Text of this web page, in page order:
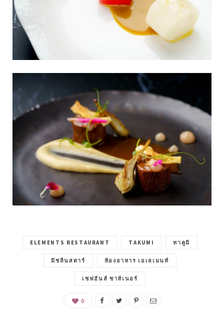
ELEMENTS RESTAURANT TAKUMI ทาคูมิ
มิชลินสตาร์ ห้องอาหาร เอเลเมนท์
เชฟฮันส์ ซาห์เนอร์
0